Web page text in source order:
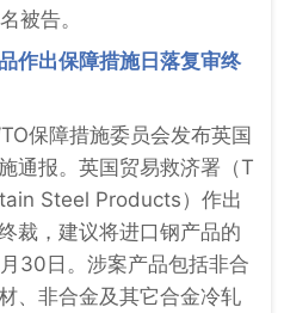
被告。
作出保障措施日落复审终
保障措施委员会发布英国
通报。英国贸易救济署（T
Steel Products）作出
裁，建议将进口钢产品的
30日。涉案产品包括非合
、非合金及其它合金冷轧